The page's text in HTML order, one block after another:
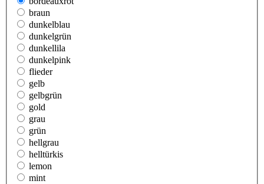
braun
dunkelblau
dunkelgrün
dunkellila
dunkelpink
flieder
gelb
gelbgrün
gold
grau
grün
hellgrau
helltürkis
lemon
mint